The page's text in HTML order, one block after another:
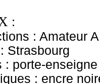
:
: Amateur
Strasbourg
: porte-enseigne
: encre